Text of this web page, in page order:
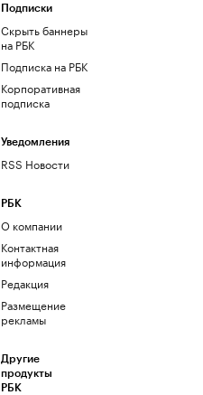
Подписки
Скрыть баннеры
на РБК
Подписка на РБК
Корпоративная
подписка
Уведомления
RSS Новости
РБК
О компании
Контактная
информация
Редакция
Размещение
рекламы
Другие
продукты
РБК